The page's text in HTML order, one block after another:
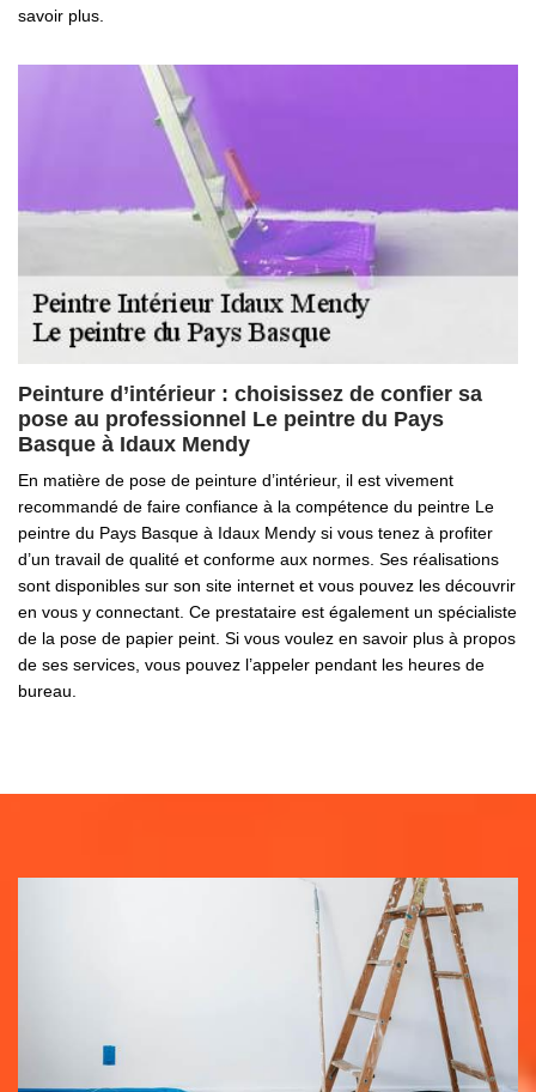
savoir plus.
Peinture d’intérieur : choisissez de confier sa
pose au professionnel Le peintre du Pays
Basque à Idaux Mendy
En matière de pose de peinture d’intérieur, il est vivement
recommandé de faire confiance à la compétence du peintre Le
peintre du Pays Basque à Idaux Mendy si vous tenez à profiter
d’un travail de qualité et conforme aux normes. Ses réalisations
sont disponibles sur son site internet et vous pouvez les découvrir
en vous y connectant. Ce prestataire est également un spécialiste
de la pose de papier peint. Si vous voulez en savoir plus à propos
de ses services, vous pouvez l’appeler pendant les heures de
bureau.